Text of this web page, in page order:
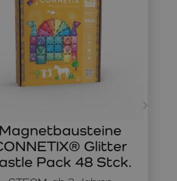
Magnetbausteine
Glitter
Pack 48 Stck.